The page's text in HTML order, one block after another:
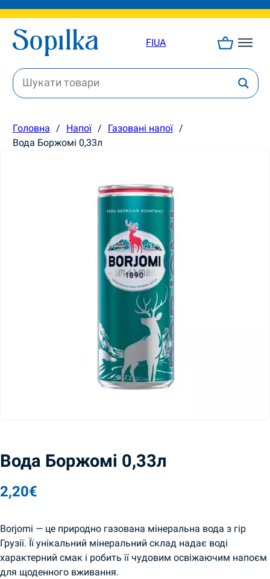
FIUA
Головна / Напої / Газовані напої /
Вода Боржомі 0,33л
Вода Боржомі 0,33л
2,20€
Borjomi — це природно газована мінеральна вода з гір
Грузії. Її унікальний мінеральний склад надає воді
характерний смак і робить її чудовим освіжаючим напоєм
для щоденного вживання.